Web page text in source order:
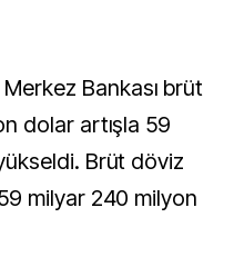
Bankası brüt
dolar artışla 59
Brüt döviz
milyar 240 milyon